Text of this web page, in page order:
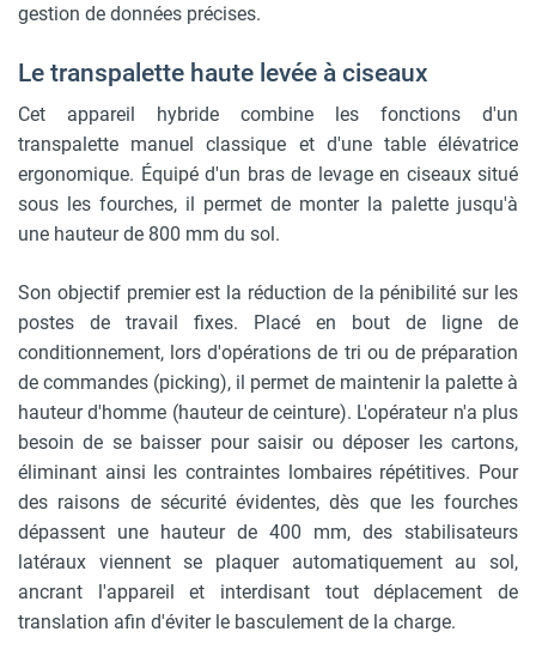
gestion de données précises.
Le transpalette haute levée à ciseaux
Cet appareil hybride combine les fonctions d'un
transpalette manuel classique et d'une table élévatrice
ergonomique. Équipé d'un bras de levage en ciseaux situé
sous les fourches, il permet de monter la palette jusqu'à
une hauteur de 800 mm du sol.
Son objectif premier est la réduction de la pénibilité sur les
postes de travail fixes. Placé en bout de ligne de
conditionnement, lors d'opérations de tri ou de préparation
de commandes (picking), il permet de maintenir la palette à
hauteur d'homme (hauteur de ceinture). L'opérateur n'a plus
besoin de se baisser pour saisir ou déposer les cartons,
éliminant ainsi les contraintes lombaires répétitives. Pour
des raisons de sécurité évidentes, dès que les fourches
dépassent une hauteur de 400 mm, des stabilisateurs
latéraux viennent se plaquer automatiquement au sol,
ancrant l'appareil et interdisant tout déplacement de
translation afin d'éviter le basculement de la charge.